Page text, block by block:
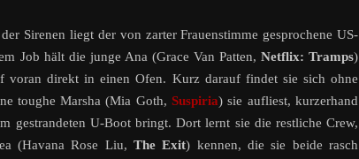
Sirenen liegt der von zarter Frauenstimme gesprochene US-
Job hält die junge Ana (Grace Van Patten, Netflix: Tramps)
direkt in einen Ofen. Kurz darauf findet sie sich ohne
toughe Marsha (Mia Goth,Suspiria) sie aufliest, kurzerhand
gestrandeten U-Boot bringt. Dort lernt sie die restliche Crew,
(Havana Rose Liu,The Exit) kennen, die sie beide rasch